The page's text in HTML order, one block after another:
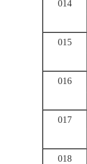
014
015
016
017
018